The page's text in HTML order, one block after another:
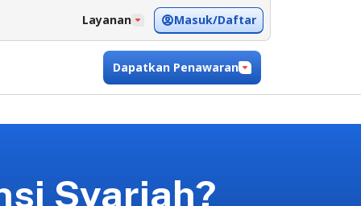
Layanan Masuk/Daftar
Dapatkan Penawaran
Syariah?